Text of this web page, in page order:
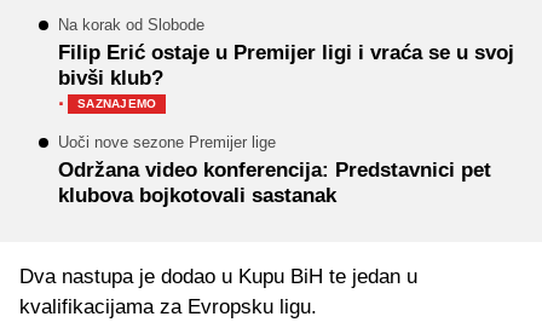
Na korak od Slobode
Filip Erić ostaje u Premijer ligi i vraća se u svoj
bivši klub?
· SAZNAJEMO
Uoči nove sezone Premijer lige
Održana video konferencija: Predstavnici pet
klubova bojkotovali sastanak
Dva nastupa je dodao u Kupu BiH te jedan u
kvalifikacijama za Evropsku ligu.